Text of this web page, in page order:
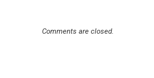
Comments are closed.